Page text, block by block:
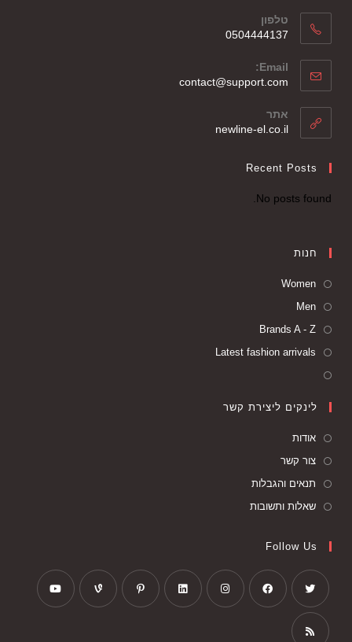
טלפון
0504444137
Email:
contact@support.com
אתר
newline-el.co.il
Recent Posts
No posts found.
חנות
Women
Men
Brands A - Z
Latest fashion arrivals
לינקים ליצירת קשר
אודות
צור קשר
תנאים והגבלות
שאלות ותשובות
Follow Us